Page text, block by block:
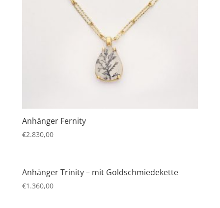
Anhänger Fernity
€2.830,00
Anhänger Trinity – mit Goldschmiedekette
€1.360,00